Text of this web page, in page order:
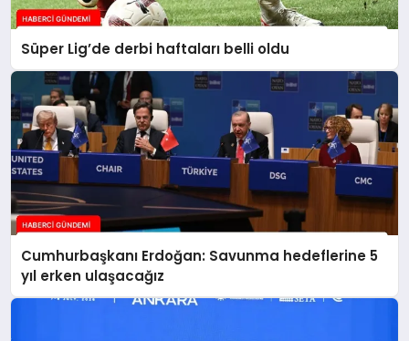
Süper Lig’de derbi haftaları belli oldu
Cumhurbaşkanı Erdoğan: Savunma hedeflerine 5
yıl erken ulaşacağız